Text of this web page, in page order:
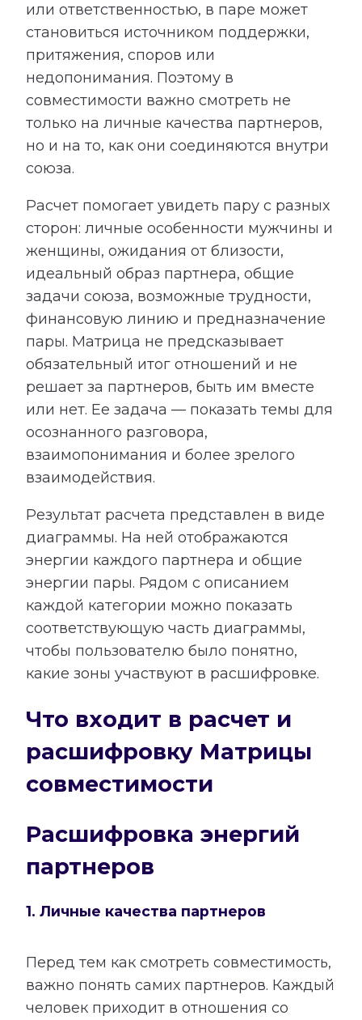
или ответственностью, в паре может
становиться источником поддержки,
притяжения, споров или
недопонимания. Поэтому в
совместимости важно смотреть не
только на личные качества партнеров,
но и на то, как они соединяются внутри
союза.
Расчет помогает увидеть пару с разных
сторон: личные особенности мужчины и
женщины, ожидания от близости,
идеальный образ партнера, общие
задачи союза, возможные трудности,
финансовую линию и предназначение
пары. Матрица не предсказывает
обязательный итог отношений и не
решает за партнеров, быть им вместе
или нет. Ее задача — показать темы для
осознанного разговора,
взаимопонимания и более зрелого
взаимодействия.
Результат расчета представлен в виде
диаграммы. На ней отображаются
энергии каждого партнера и общие
энергии пары. Рядом с описанием
каждой категории можно показать
соответствующую часть диаграммы,
чтобы пользователю было понятно,
какие зоны участвуют в расшифровке.
Что входит в расчет и
расшифровку Матрицы
совместимости
Расшифровка энергий
партнеров
1. Личные качества партнеров
Перед тем как смотреть совместимость,
важно понять самих партнеров. Каждый
человек приходит в отношения со